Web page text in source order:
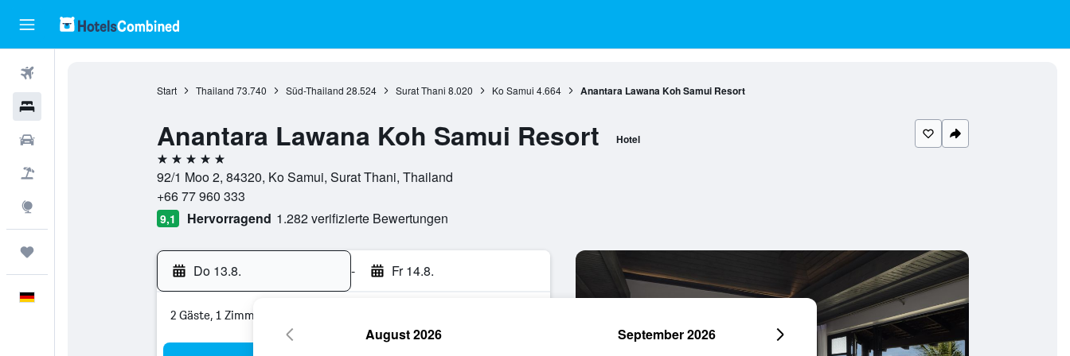
Start Thailand 73.740 Süd-Thailand 28.524 Surat Thani 8.020 Ko Samui 4.664 Anantara Lawana Koh Samui Resort
Anantara Lawana Koh Samui Resort Hotel
5 Sterne
92/1 Moo 2, 84320, Ko Samui, Surat Thani, Thailand
+66 77 960 333
9,1 Hervorragend 1.282 verifizierte Bewertungen
Do 13.8. - Fr 14.8.
2 Gäste, 1 Zimmer
August 2026 September 2026